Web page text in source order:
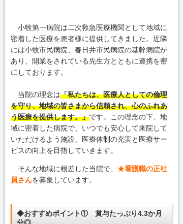
小牧第一病院は二次救急医療機関として地域に
密着した医療を患者様に提供してきました。近隣
には小牧市民病院、春日井市民病院の基幹病院が
あり、開業をされている先生方とともに連携を密
にしております。
当院の理念は「私たちは、医療人としての倫理
を守り、地域の皆さまから信頼され、心のふれあ
う医療を提供します。」です。この理念の下、地
域に密着した病院で、いつでも安心して来院して
いただけるよう施設、医療体制の充実と医療サー
ビスの向上を目指していきます。
そんな地域に根差した当院で、★看護職の正社
員さんを募集しています。
◆おすすめポイント① 賞与たっぷり4.3か月
分◎